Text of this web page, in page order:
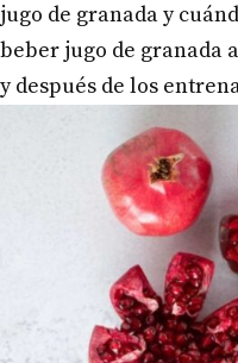
jugo de granada y
beber jugo de granada
y después de los